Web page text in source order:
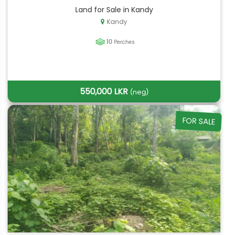
Land for Sale in Kandy
Kandy
10 Perches
550,000 LKR (neg)
FOR SALE